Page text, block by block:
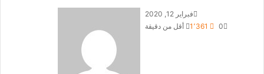
فبراير 12, 2020
0
أقل من دقيقة